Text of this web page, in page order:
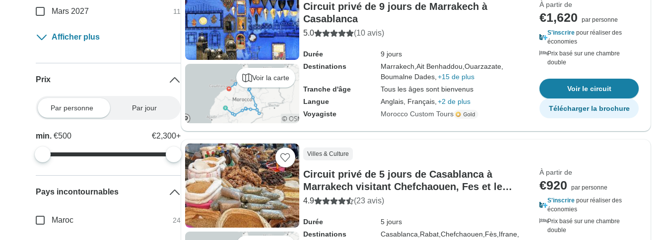
Voir la carte
Circuit privé de 9 jours de Marrakech à
Casablanca
5.0 (10 avis)
Durée
9 jours
Destinations
Marrakech, Ait Benhaddou, Ouarzazate,
Boumalne Dades, +15 de plus
Tranche d'âge
Tous les âges sont bienvenus
Langue
Anglais, Français, +2 de plus
Voyagiste
Morocco Custom Tours
À partir de
€1,620
par personne
S'inscrire pour réaliser des
économies
Prix basé sur une chambre
double
Voir le circuit
Télécharger la brochure
Villes & Culture
Circuit privé de 5 jours de Casablanca à
Marrakech visitant Chefchaouen, Fes et le
désert du Sahara
4.9 (23 avis)
Durée
5 jours
Destinations
Casablanca, Rabat, Chefchaouen, Fès, Ifrane,
À partir de
€920
par personne
S'inscrire pour réaliser des
économies
Prix basé sur une chambre
double
Mars 2027 11
Afficher plus
Prix
Par personne Par jour
min.€500 €2,300+
Pays incontournables
Maroc 24